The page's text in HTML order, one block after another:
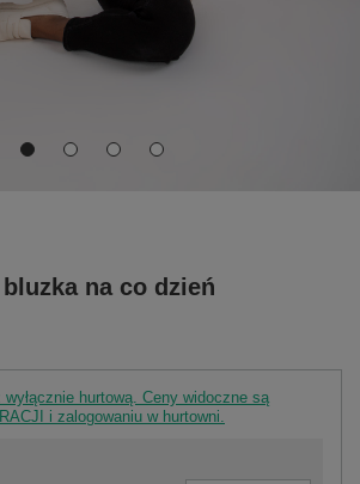
na co dzień
hurtową. Ceny widoczne są
i zalogowaniu w hurtowni.